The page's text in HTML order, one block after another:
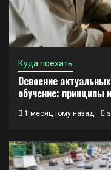
Куда поехать
Освоение
обучение: принципы
1 месяц тому назад